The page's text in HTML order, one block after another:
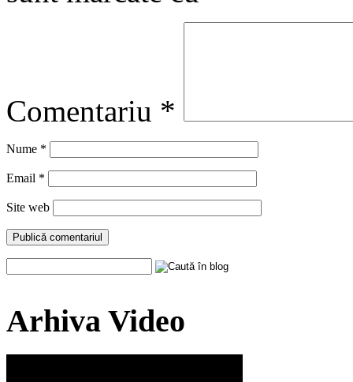
Comentariu *
Nume *
Email *
Site web
Arhiva Video